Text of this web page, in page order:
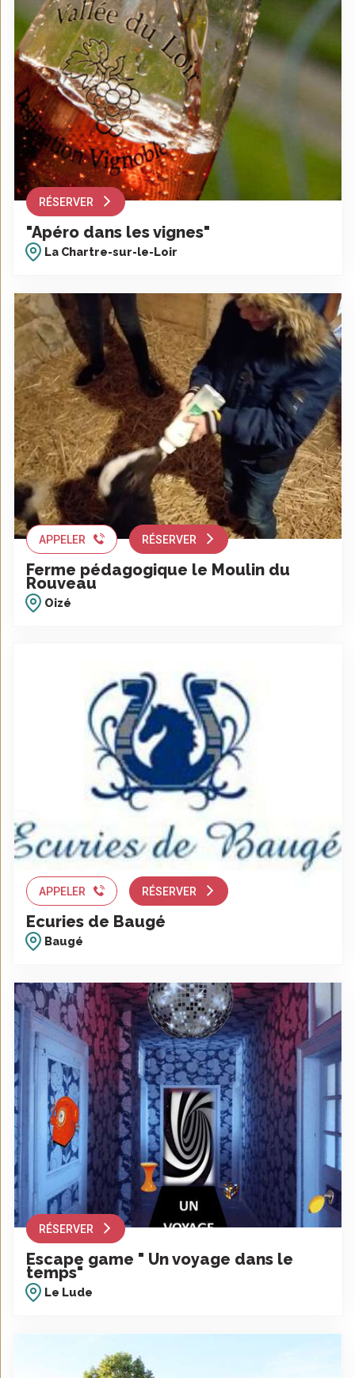
RÉSERVER
"Apéro dans les vignes"
La Chartre-sur-le-Loir
APPELER RÉSERVER
Ferme pédagogique le Moulin du
Rouveau
Oizé
APPELER RÉSERVER
Ecuries de Baugé
Baugé
RÉSERVER
Escape game " Un voyage dans le
temps"
Le Lude